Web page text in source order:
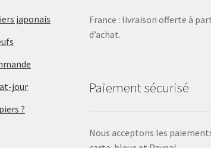
japonais
jour
?
France : livraison offerte à
d’achat.
Paiement sécurisé
Nous acceptons les